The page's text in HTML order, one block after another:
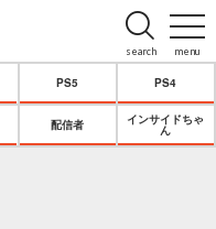
menu
search
PS5 PS4
配信者
インサイドちゃ
ん